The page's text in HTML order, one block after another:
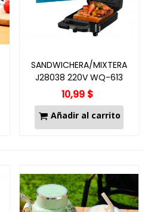
SANDWICHERA/MIXTERA
J28038 220V WQ-613
10,99 $
Añadir al carrito